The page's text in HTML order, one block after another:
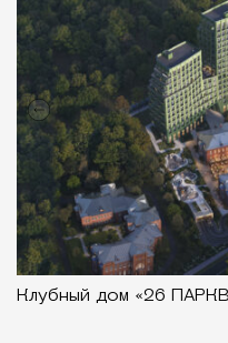
Клубный дом «26